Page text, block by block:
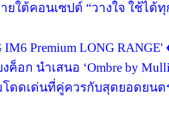
ายใต้คอนเซปต์ “วางใจ ใช้ไ
IM6 Premium LONG
ค็อก นำเสนอ ‘Ombre by
ดดเด่นที่คู่ควรกับสุดยอดยนต